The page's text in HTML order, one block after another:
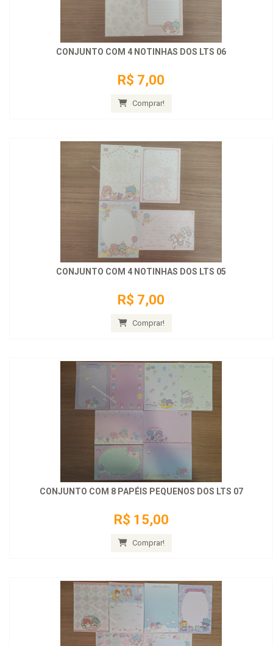
CONJUNTO COM 4 NOTINHAS DOS LTS 06
R$ 7,00
Comprar!
CONJUNTO COM 4 NOTINHAS DOS LTS 05
R$ 7,00
Comprar!
CONJUNTO COM 8 PAPÉIS PEQUENOS DOS LTS 07
R$ 15,00
Comprar!